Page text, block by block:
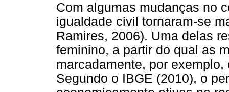
Com algumas mudanças no
igualdade civil tornaram-se
Ramires, 2006). Uma delas
feminino, a partir do qual as
marcadamente, por
Segundo o IBGE (2010), o